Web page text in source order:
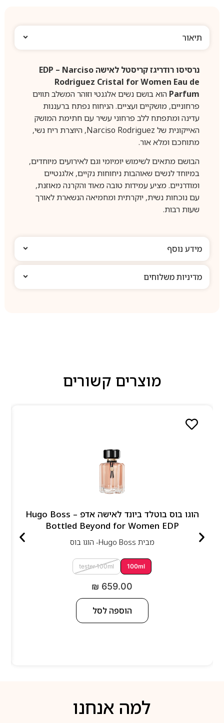
תיאור
נרסיסו רודריגז קריסטל לאישה EDP – Narciso
Rodriguez Cristal for Women Eau de
Parfumהוא בושם נשים אלגנטי וזוהר המשלב תווים
פרחוניים, מושקיים ועציים. הניחוח נפתח ברעננות
עדינה ומתפתח ללב פרחוני עשיר עם חתימת המושק
האייקונית של Narciso Rodriguez, היוצרת ריח נשי,
מתוחכם ומלא אור.
הבושם מתאים לשימוש יומיומי וגם לאירועים מיוחדים,
במיוחד לנשים שאוהבות ניחוחות נקיים, אלגנטיים
ומודרניים. מציע עמידות טובה מאוד והקרנה מאוזנת,
עם נוכחות נשית, יוקרתית ומחמיאה הנשארת לאורך
שעות רבות.
מידע נוסף
מדיניות משלוחים
מוצרים קשורים
הוגו בוס בוטלד ביונד לאישה אדפ – Hugo Boss
Bottled Beyond for Women EDP
מבית Hugo Boss- הוגו בוס
100ml
tester 100ml
₪ 659.00
הוספה לסל
למה אנחנו